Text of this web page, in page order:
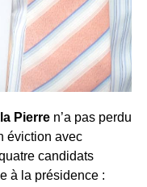
Pierren’a pas perdu
éviction avec
candidats
à la présidence :